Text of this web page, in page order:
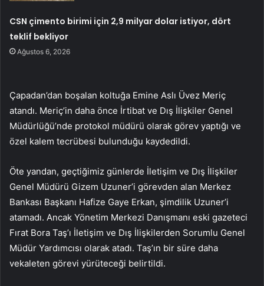
CSN çimento birimi için 2,9 milyar dolar istiyor, dört
teklif bekliyor
Ağustos 6, 2026
Çapadan’dan boşalan koltuğa Emine Aslı Üvez Meriç
atandı. Meriç’in daha önce İrtibat ve Dış İlişkiler Genel
Müdürlüğü’nde protokol müdürü olarak görev yaptığı ve
özel kalem tecrübesi bulunduğu kaydedildi.
Öte yandan, geçtiğimiz günlerde İletişim ve Dış İlişkiler
Genel Müdürü Gizem Uzuner’i görevden alan Merkez
Bankası Başkanı Hafize Gaye Erkan, şimdilik Uzuner’i
atamadı. Ancak Yönetim Merkezi Danışmanı eski gazeteci
Fırat Bora Taş’ı İletişim ve Dış İlişkilerden Sorumlu Genel
Müdür Yardımcısı olarak atadı. Taş’ın bir süre daha
vekaleten görevi yürüteceği belirtildi.